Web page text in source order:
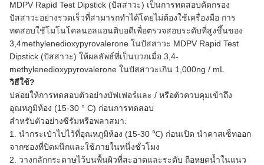
MDPV Rapid Test Dipstick (ปัสสาวะ) เป็นการทดสอบคัดกรอง
ปัสสาวะอย่างรวดเร็วที่สามารถทำได้โดยไม่ต้องใช้เครื่องมือ การ
ทดสอบใช้โมโนโคลนอลแอนติบอดีเพื่อตรวจสอบระดับที่สูงขึ้นของ
3,4methylenedioxypyrovalerone ในปัสสาวะ MDPV Rapid Test
Dipstick (ปัสสาวะ) ให้ผลลัพธ์ที่เป็นบวกเมื่อ 3,4-
methylenedioxypyrovalerone ในปัสสาวะเกิน 1,000ng / mL
วิธีใช้?
ปล่อยให้การทดสอบตัวอย่างบัฟเฟอร์และ / หรือตัวควบคุมเข้าถึง
อุณหภูมิห้อง (15-30 ° C) ก่อนการทดสอบ
สำหรับตัวอย่างซีรัมหรือพลาสมา:
1. นำกระเป๋าไปไว้ที่อุณหภูมิห้อง (15-30 ℃) ก่อนเปิด นำคาสเซ็ทออก
จากซองที่ปิดผนึกและใช้ภายในหนึ่งชั่วโมง
2. วางกลักกระดาษไว้บนพื้นผิวที่สะอาดและระดับ ถือหยดน้ำในแนว